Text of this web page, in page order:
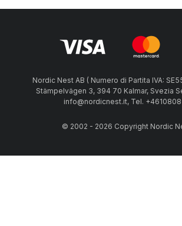
Nordic Nest AB ( Numero di Partita IVA:
Stämpelvägen 3, 394 70 Kalmar, Svezia
info@nordicnest.it, Tel.
© 2002 - 2026 Copyright Nordic